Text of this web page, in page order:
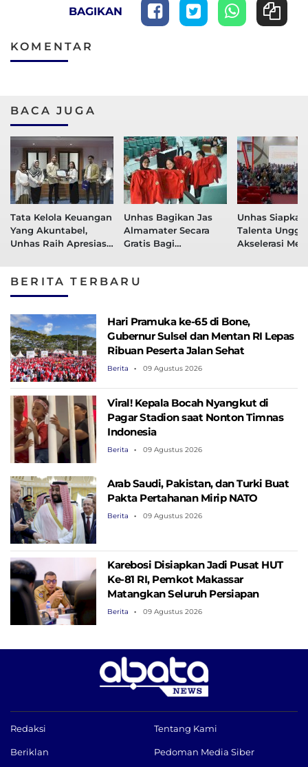
BAGIKAN
KOMENTAR
BACA JUGA
Tata Kelola Keuangan
Yang Akuntabel,
Unhas Raih Apresiasi
Unhas Bagikan Jas
Almamater Secara
Gratis Bagi
Unhas Siapkan
Talenta
Akselerasi
BERITA TERBARU
Hari Pramuka ke-65 di Bone,
Gubernur Sulsel dan Mentan RI Lepas
Ribuan Peserta Jalan Sehat
Berita 09 Agustus 2026
Viral! Kepala Bocah Nyangkut di
Pagar Stadion saat Nonton Timnas
Indonesia
Berita 09 Agustus 2026
Arab Saudi, Pakistan, dan Turki Buat
Pakta Pertahanan Mirip NATO
Berita 09 Agustus 2026
Karebosi Disiapkan Jadi Pusat HUT
Ke-81 RI, Pemkot Makassar
Matangkan Seluruh Persiapan
Berita 09 Agustus 2026
Redaksi Tentang Kami
Beriklan Pedoman Media Siber